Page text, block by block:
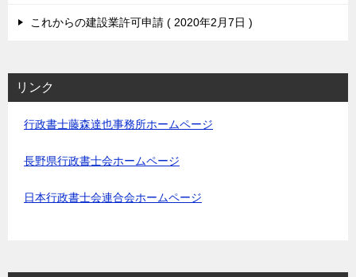
これからの建設業許可申請 2020年2月7日
リンク
行政書士藤森達也事務所ホームページ
長野県行政書士会ホームページ
日本行政書士会連合会ホームページ